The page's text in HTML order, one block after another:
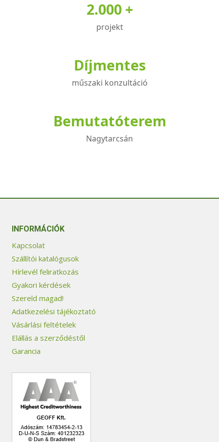
2.000 +
projekt
Díjmentes
műszaki konzultáció
Bemutatóterem
Nagytarcsán
INFORMÁCIÓK
Kapcsolat
Szállítói katalógusok
Hírlevél feliratkozás
Gyakori kérdések
Szereld magad!
Adatkezelési tájékoztató
Vásárlási feltételek
Elállás a szerződéstől
Garancia